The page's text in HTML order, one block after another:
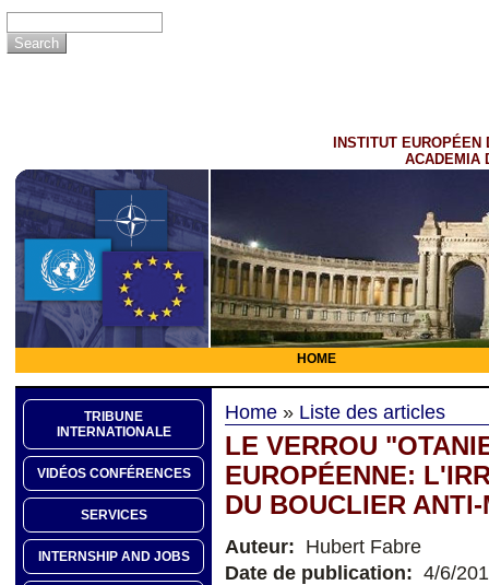
INSTITUT EUROPÉEN
ACADEMIA
HOME
TRIBUNE
INTERNATIONALE
VIDÉOS CONFÉRENCES
SERVICES
INTERNSHIP AND JOBS
Home » Liste des articles
LE VERROU
EUROPÉENNE:
DU BOUCLIER
Auteur: Hubert Fabre
Date de publication: 4/6/